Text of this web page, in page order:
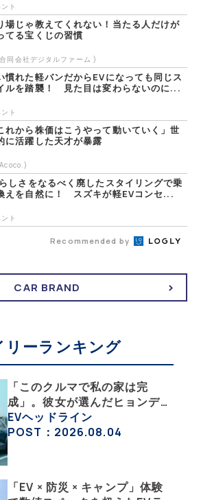
ト
場じゃ教えてくれない！当たる人だけが
てる宝くじの習慣
同会社デジタルファーム )
慣れた軽バンだからEVになっても同じス
ルを踏襲！ 見た目は変わらないのに...
ト
れから株価はこうやって動いていく」世
に活躍した天才が暴露
しさをなるべく廃したスタイリングで乗
えを自然に！ スズキが軽EVコンセ...
ト
Recommended by
CAR BRAND
リーランキング
「このクルマで私の家は完
成」。彼女が選んだヒョンデ
「IONIQ 5」の「エネルギーハ
ック」な生活【ななみんEVレ
EVヘッドライン
POST：2026.08.04
「EV × 防災 × キャンプ」体験